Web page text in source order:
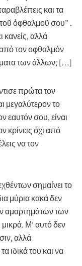
και τα
ὀφθαλμοῦ σου” .
κανείς, αλλά
τον οφθαλμόν
των άλλων; […]
πρώτα τον
μεγαλύτερον το
εαυτόν σου, είναι
κρίνεις όχι από
να τον
σημαίνει το
μύρια κακά δεν
αμαρτημάτων των
Μ’ αυτό δεν
αλλά
ιδικά του και να